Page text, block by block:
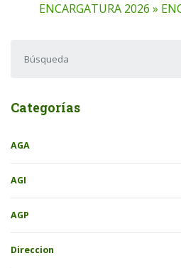
ENCARGATURA 2026 »
Categorías
AGA
AGI
AGP
Direccion